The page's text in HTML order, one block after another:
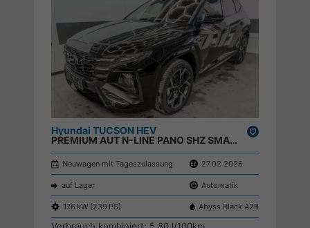
Hyundai TUCSON HEV
PREMIUM AUT N-LINE PANO SHZ SMART KEY ACC ;
Neuwagen mit Tageszulassung 27.02.2026
auf Lager Automatik
176 kW (239 PS) Abyss Black A2B